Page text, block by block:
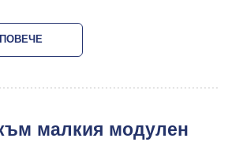
малкия модулен